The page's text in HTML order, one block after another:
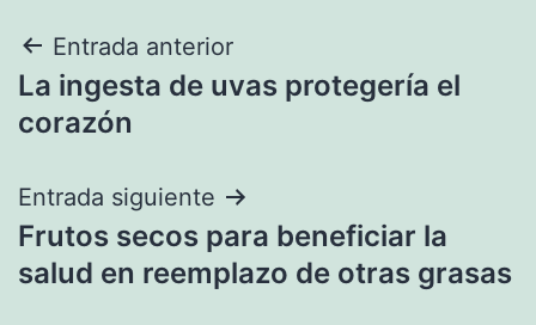
Navegación
de
Entrada anterior
La ingesta de uvas protegería el
corazón
Entrada siguiente
Frutos secos para beneficiar la
salud en reemplazo de otras grasas